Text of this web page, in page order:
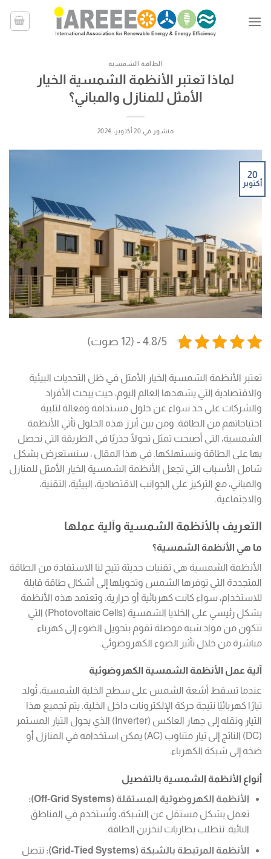
للمحتوى
الطاقة الشمسية
لماذا تعتبر الأنظمة الشمسية الخيار
الأمثل للمنازل والمباني؟
منشور في 20 أكتوبر، 2024
20
أكتوبر
4.8/5 - (12 صوت)
تعتبر الأنظمة الشمسية الخيار الأمثل في ظل التحديات البيئية
والاقتصادية التي يشهدها العالم اليوم، حيث يبحث الأفراد
والشركات على حد سواء عن حلول مستدامة وفعالة لتلبية
احتياجاتهم من الطاقة. ومن بين أبرز هذه الحلول تأتي الأنظمة
الشمسية، التي أصبحت تمثل تحولًا جذريًا في الطريقة التي نحصل
بها على الطاقة ونستهلكها. في هذا المقال ، سنستعرض بشكل
شامل الأسباب التي تجعل الأنظمة الشمسية الخيار الأمثل للمنازل
والمباني، مع التركيز على الجوانب الاقتصادية، البيئية، التقنية،
والاجتماعية.
التعريف بالأنظمة الشمسية وآلية عملها
ما هي الأنظمة الشمسية؟
الأنظمة الشمسية هي تقنيات حديثة تتيح لنا الاستفادة من الطاقة
المتجددة التي توفرها الشمس وتحويلها إلى أشكال طاقة قابلة
للاستخدام، سواء كانت كهربائية أو حرارية. وتعتمد هذه الأنظمة
بشكل رئيسي على الخلايا الشمسية (Photovoltaic Cells) التي
تتكون من مواد شبه موصلة تقوم بتحويل الضوء إلى كهرباء
مباشرة من خلال تأثير الضوء الكهروضوئي.
آلية عمل الأنظمة الشمسية الكهروضوئية
عندما تسقط أشعة الشمس على سطح الخلية الشمسية، تُولد
تيارًا كهربائيًا نتيجة حركة الإلكترونات داخل الخلية. يتم تجميع هذا
التيار ونقله إلى جهاز العاكس (Inverter) الذي يحول التيار المستمر
(DC) الناتج إلى تيار متناوب (AC) يمكن استخدامه في المنازل أو
ضخه إلى شبكة الكهرباء.
أنواع الأنظمة الشمسية بالتفصيل
الأنظمة الكهروضوئية المستقلة (Off-Grid Systems):
تعمل بشكل مستقل عن الشبكة، وتُستخدم في المناطق
النائية. تتطلب بطاريات لتخزين الطاقة.
الأنظمة المرتبطة بالشبكة (Grid-Tied Systems):
تتصل